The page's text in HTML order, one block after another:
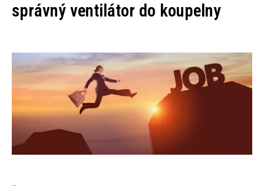
správný ventilátor do koupelny